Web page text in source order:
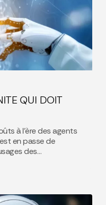
QUI DOIT
à l’ère des agents
en passe de
des…